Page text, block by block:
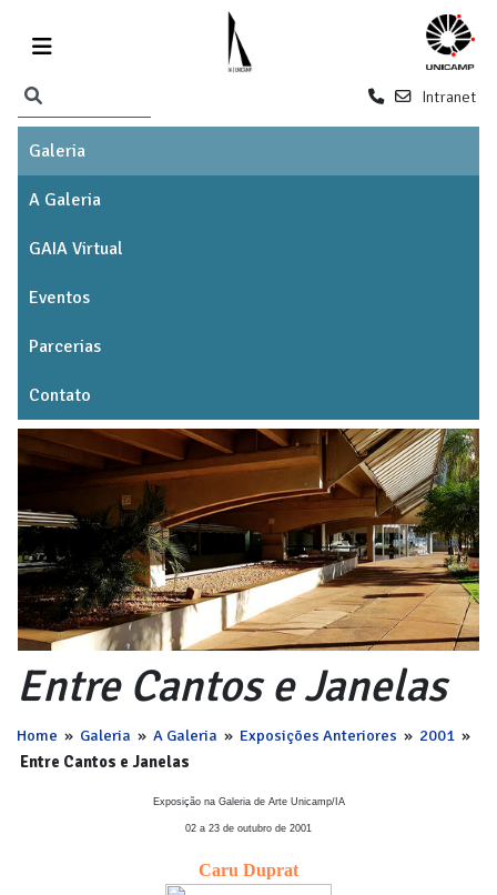
Intranet
Galeria
A Galeria
GAIA Virtual
Eventos
Parcerias
Contato
Entre Cantos e Janelas
Home » Galeria » A Galeria » Exposições Anteriores » 2001 »
Entre Cantos e Janelas
Exposição na Galeria de Arte Unicamp/IA
02 a 23 de outubro de 2001
Caru Duprat